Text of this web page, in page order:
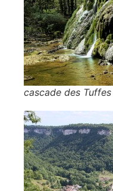
cascade des Tuffes